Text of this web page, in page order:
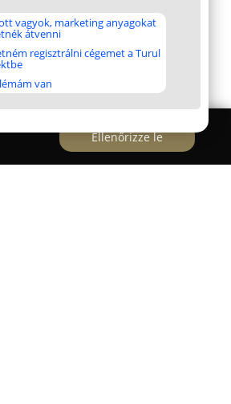
vagyok, marketing anyagokat
átvenni
regisztrálni cégemet a Turul
van
Ellenőrizze le